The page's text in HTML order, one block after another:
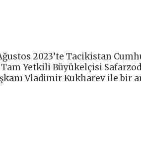
2023’te Tacikistan
Yetkili Büyükelçisi
Vladimir Kukharev ile bir